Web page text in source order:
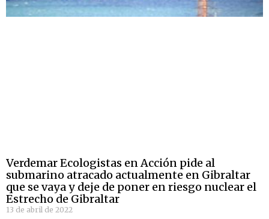
Verdemar Ecologistas en Acción pide al
submarino atracado actualmente en Gibraltar
que se vaya y deje de poner en riesgo nuclear el
Estrecho de Gibraltar
13 de abril de 2022